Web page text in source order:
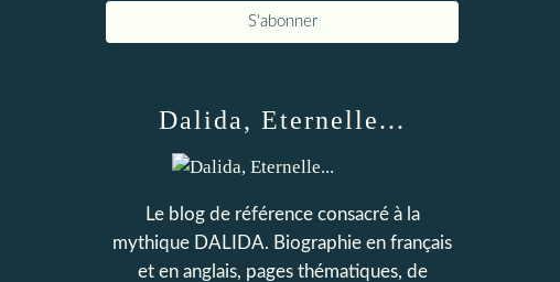
Dalida, Eternelle...
Le blog de référence consacré à la
mythique DALIDA. Biographie en français
et en anglais, pages thématiques, de